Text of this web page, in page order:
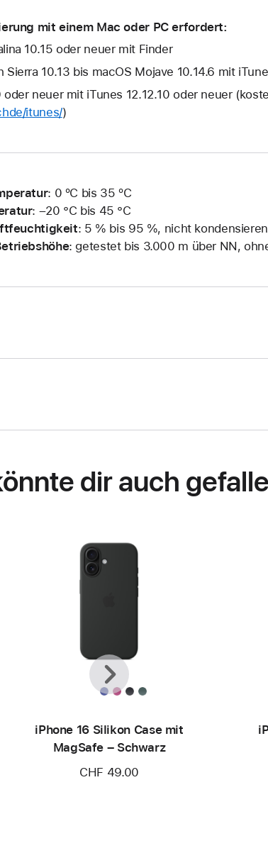
mit einem Mac oder PC erfordert:
10.15 oder neuer mit Finder
Sierra 10.13 bis macOS Mojave 10.14.6 mit
oder neuer mit iTunes 12.12.10 oder neuer
itunes/)
: 0 ºC bis 35 ºC
: –20 °C bis 45 °C
: 5 % bis 95 %, nicht
: getestet bis 3.000 m über NN,
dir auch
iPhone 16 Silikon Case mit
MagSafe – Schwarz
CHF 49.00
Zurück
Weiter